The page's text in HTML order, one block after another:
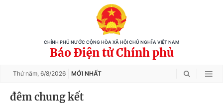
CHÍNH PHỦ NƯỚC CỘNG HÒA XÃ HỘI CHỦ NGHĨA VIỆT NAM
Báo Điện tử Chính phủ
Thứ năm, 6/8/2026 MỚI NHẤT
đêm chung kết